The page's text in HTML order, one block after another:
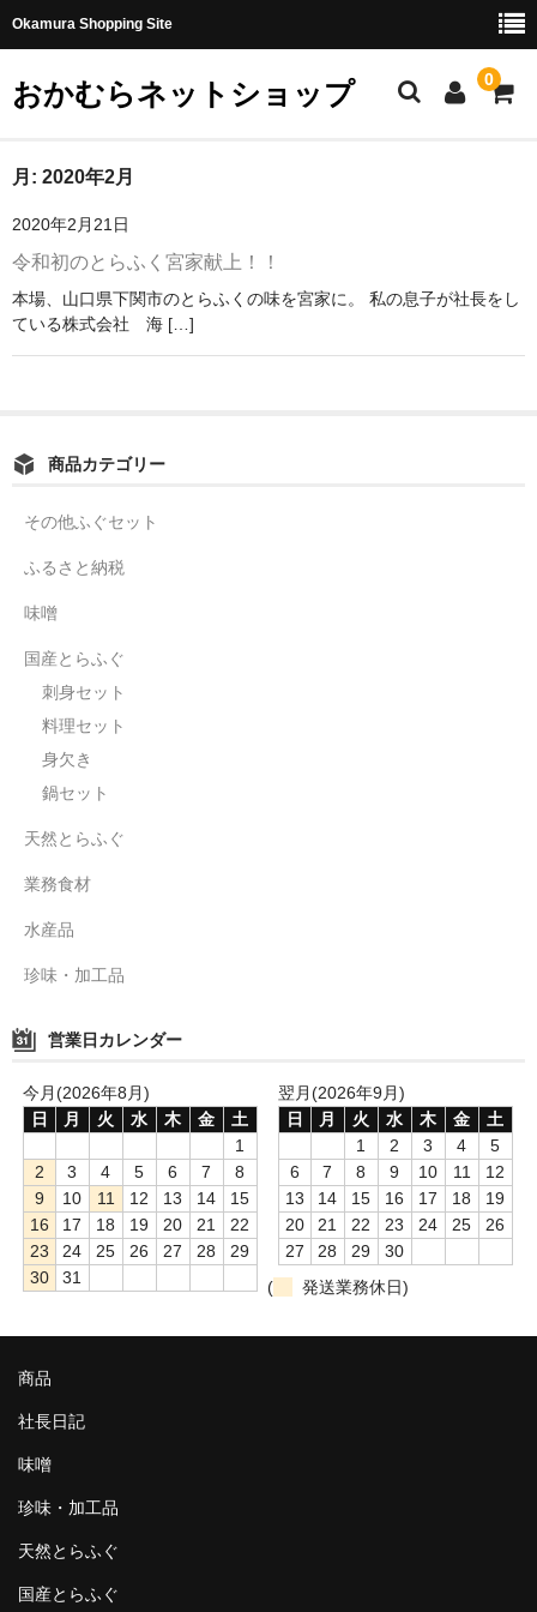
Okamura Shopping Site
おかむらネットショップ 0
商品
社長日記
味噌
珍味・加工品
料理セット
刺身セット
鍋セット
身欠き
特定商取引法に基づく表示
月: 2020年2月
2020年2月21日
令和初のとらふく宮家献上！！
本場、山口県下関市のとらふくの味を宮家に。 私の息子が社長をし
ている株式会社 海 […]
商品カテゴリー
その他ふぐセット
ふるさと納税
味噌
国産とらふぐ
刺身セット
料理セット
身欠き
鍋セット
天然とらふぐ
業務食材
水産品
珍味・加工品
営業日カレンダー
今月(2026年8月)
日
月 火 水 木 金
土
1
2
3 4 5 6 7
8
9
10 11 12 13 14
15
16
17 18 19 20 21
22
23
24 25 26 27 28
29
30
31
翌月(2026年9月)
日
月 火 水 木 金
土
1
2 3 4
5
6
7 8 9 10 11
12
13
14 15 16 17 18
19
20
21 22 23 24 25
26
27
28 29
30
(
発送業務休日)
商品
社長日記
味噌
珍味・加工品
天然とらふぐ
国産とらふぐ